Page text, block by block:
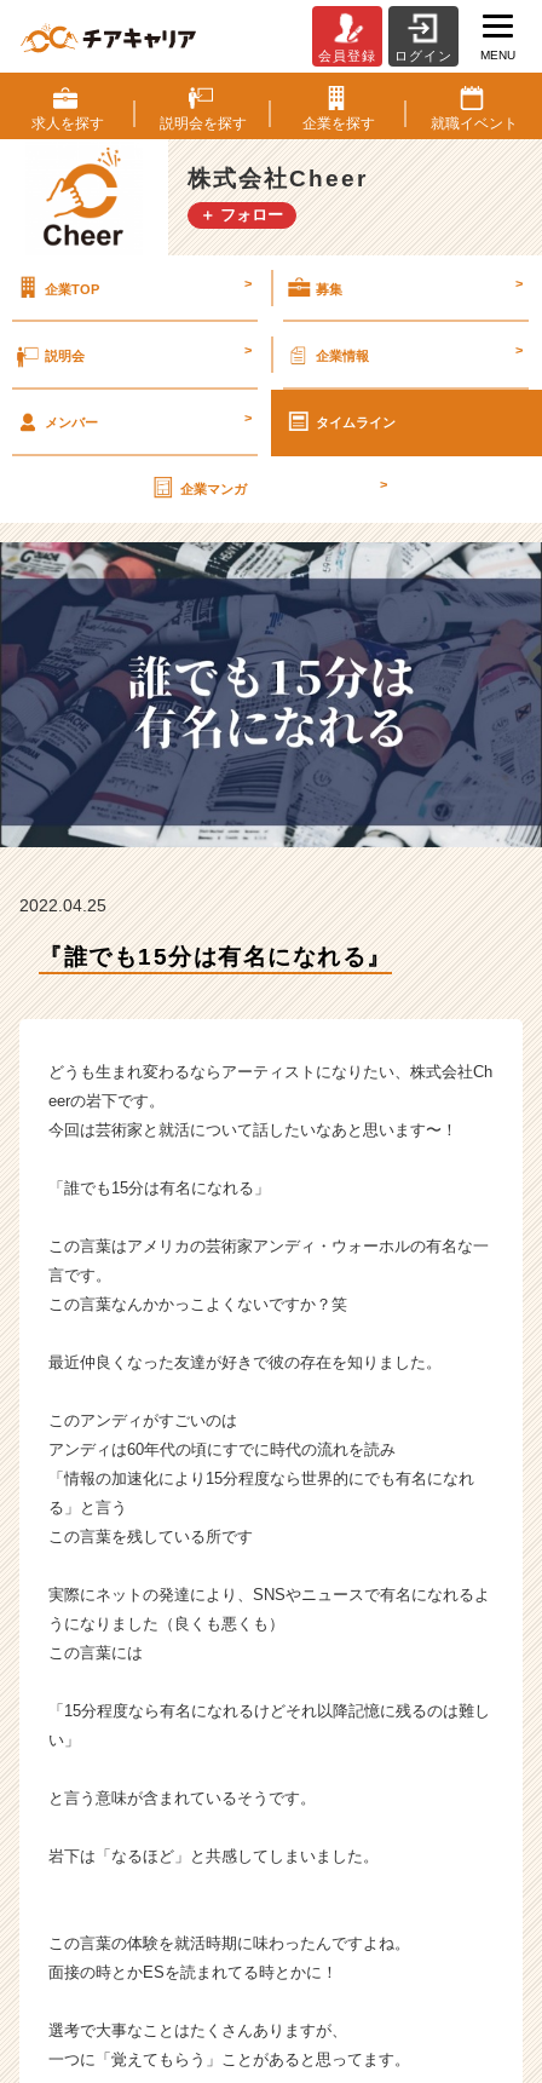
で
も
1
5
分
は
な
【株
C
h
e
e
r
の
イ
ム
ラ
イ
ン】
ベ
ン
成
長
ら
カ
ト
届
く
活
イ
チ
キ
ャ
ア
h
e
a
e
会員登録 ログイン MENU
求人を探す 説明会を探す 企業を探す 就職イベント
株式会社Cheer
＋ フォロー
企業TOP > 募集 >
説明会 > 企業情報 >
メンバー > タイムライン
企業マンガ >
2022.04.25
『誰でも15分は有名になれる』
どうも生まれ変わるならアーティストになりたい、株式会社Ch
eerの岩下です。
今回は芸術家と就活について話したいなあと思います〜！
「誰でも15分は有名になれる」
この言葉はアメリカの芸術家アンディ・ウォーホルの有名な一
言です。
この言葉なんかかっこよくないですか？笑
最近仲良くなった友達が好きで彼の存在を知りました。
このアンディがすごいのは
アンディは60年代の頃にすでに時代の流れを読み
「情報の加速化により15分程度なら世界的にでも有名になれ
る」と言う
この言葉を残している所です
実際にネットの発達により、SNSやニュースで有名になれるよ
うになりました（良くも悪くも）
この言葉には
「15分程度なら有名になれるけどそれ以降記憶に残るのは難し
い」
と言う意味が含まれているそうです。
岩下は「なるほど」と共感してしまいました。
この言葉の体験を就活時期に味わったんですよね。
面接の時とかESを読まれてる時とかに！
選考で大事なことはたくさんありますが、
一つに「覚えてもらう」ことがあると思ってます。